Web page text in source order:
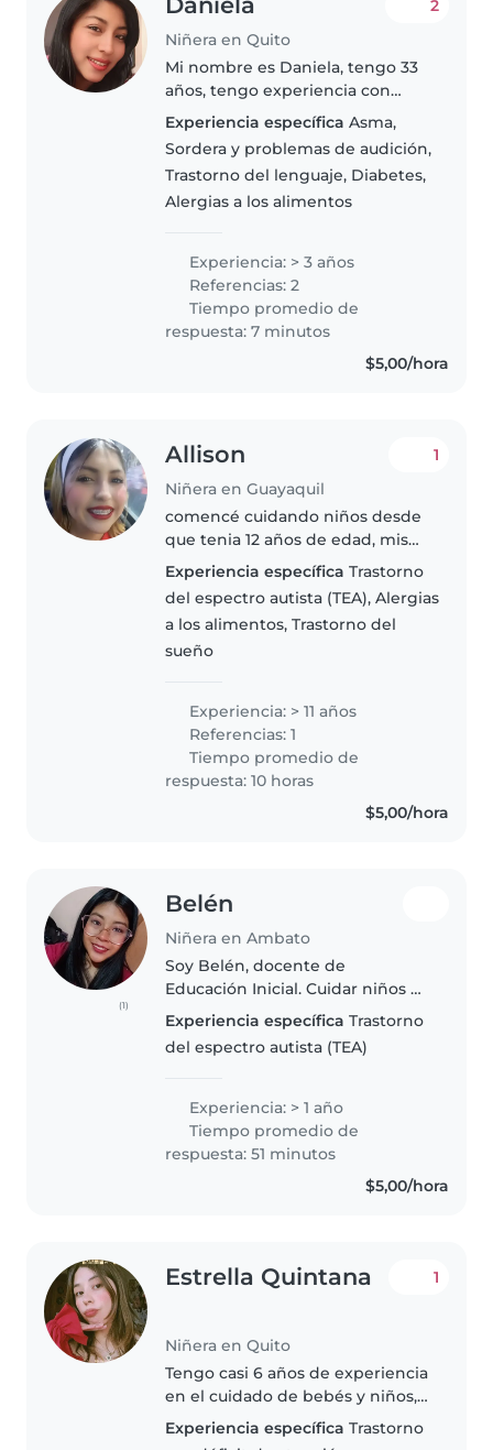
Niñera en Quito
2
Mi nombre es Daniela, tengo 33
años, tengo experiencia con
bebés, niños, adolescentes. Soy
mamá de un niño con
discapacidad auditiva y se lo
importante y necesario que es
tener una..
Experiencia específica Asma,
Sordera y problemas de audición,
Trastorno del lenguaje, Diabetes,
Alergias a los alimentos
Experiencia: > 3 años
Referencias: 2
Tiempo promedio de
respuesta: 7 minutos
$5,00/hora
Allison
Niñera en Guayaquil
1
comencé cuidando niños desde
que tenia 12 años de edad, mis
tías y mis tíos que trabajan me
contrataban para cuidar a mis
primos, de hay a principios de
este año trabaje con una amiga..
Experiencia específica Trastorno
del espectro autista (TEA), Alergias
a los alimentos, Trastorno del
sueño
Experiencia: > 11 años
Referencias: 1
Tiempo promedio de
respuesta: 10 horas
$5,00/hora
(1)
Belén
Niñera en Ambato
Soy Belén, docente de
Educación Inicial. Cuidar niños es
mucho más que mi trabajo, es mi
vocación. Me comprometo a
brindar un ambiente seguro,
aprendizaje...
Experiencia específica Trastorno
del espectro autista (TEA)
Experiencia: > 1 año
Tiempo promedio de
respuesta: 51 minutos
$5,00/hora
Estrella Quintana
Niñera en Quito
1
Tengo casi 6 años de experiencia
en el cuidado de bebés y niños,
en estos años he aprendido
mucho sobre ellos y se que lo
Experiencia específica Trastorno